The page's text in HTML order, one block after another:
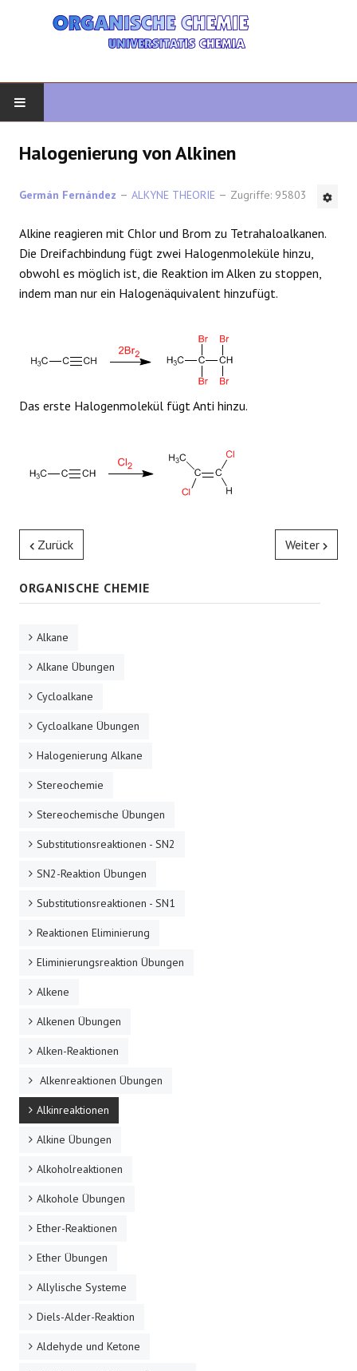
HETEROZYKLEN
SYNTHESE
Halogenierung von Alkinen
Germán Fernández ALKYNE THEORIE Zugriffe: 95803
Alkine reagieren mit Chlor und Brom zu Tetrahaloalkanen.
Die Dreifachbindung fügt zwei Halogenmoleküle hinzu,
obwohl es möglich ist, die Reaktion im Alken zu stoppen,
indem man nur ein Halogenäquivalent hinzufügt.
Das erste Halogenmolekül fügt Anti hinzu.
Zurück Weiter
ORGANISCHE CHEMIE
Alkane
Alkane Übungen
Cycloalkane
Cycloalkane Übungen
Halogenierung Alkane
Stereochemie
Stereochemische Übungen
Substitutionsreaktionen - SN2
SN2-Reaktion Übungen
Substitutionsreaktionen - SN1
Reaktionen Eliminierung
Eliminierungsreaktion Übungen
Alkene
Alkenen Übungen
Alken-Reaktionen
Alkenreaktionen Übungen
Alkinreaktionen
Alkine Übungen
Alkoholreaktionen
Alkohole Übungen
Ether-Reaktionen
Ether Übungen
Allylische Systeme
Diels-Alder-Reaktion
Aldehyde und Ketone